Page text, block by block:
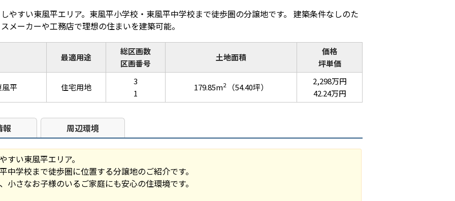
やすい東風平エリア。東風平小学校・東風平中学校まで徒歩圏の分譲地です。 建築条件なしのた
メーカーや工務店で理想の住まいを建築可能。
最適用途
総区画数
区画番号
土地面積
価格
坪単価
風平 住宅用地
3
1
179.85m2 （54.40坪）
2,298万円
42.24万円
報 周辺環境
すい東風平エリア。
中学校まで徒歩圏に位置する分譲地のご紹介です。
小さなお子様のいるご家庭にも安心の住環境です。